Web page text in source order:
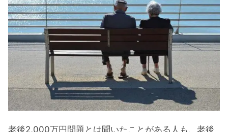
老後2,000万円問題とは聞いたことがある人も、老後